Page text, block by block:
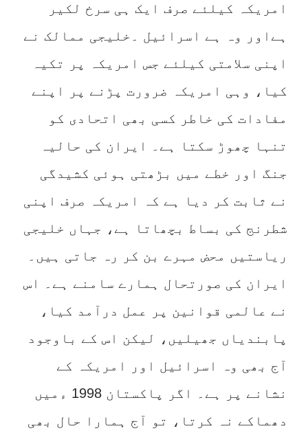
امریکہ کیلئے صرف ایک ہی سرخ لکیر
ہےاور وہ ہے اسرائیل ۔خلیجی ممالک نے
اپنی سلامتی کیلئے جس امریکہ پر تکیہ
کیا، وہی امریکہ ضرورت پڑنے پر اپنے
مفادات کی خاطر کسی بھی اتحادی کو
تنہا چھوڑ سکتا ہے۔ ایران کی حالیہ
جنگ اور خطے میں بڑھتی ہوئی کشیدگی
نے ثابت کر دیا ہے کہ امریکہ صرف اپنی
شطرنج کی بساط بچھاتا ہے، جہاں خلیجی
ریاستیں محض مہرے بن کر رہ جاتی ہیں۔
ایران کی صورتحال ہمارے سامنے ہے۔ اس
نے عالمی قوانین پر عمل درآمد کیا،
پابندیاں جھیلیں، لیکن اس کے باوجود
آج بھی وہ اسرائیل اور امریکہ کے
نشانے پر ہے۔ اگر پاکستان 1998 ءمیں
دھماکے نہ کرتا، تو آج ہمارا حال بھی